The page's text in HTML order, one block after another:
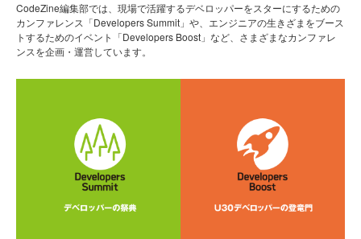
CodeZine編集部では、現場で活躍するデベロッパーをスターにするための
カンファレンス「Developers Summit」や、エンジニアの生きざまをブース
トするためのイベント「Developers Boost」など、さまざまなカンファレ
ンスを企画・運営しています。